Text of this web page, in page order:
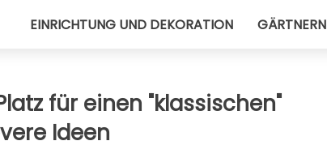
EINRICHTUNG UND DEKORATION GÄRTNERN
für einen "klassischen"
Ideen